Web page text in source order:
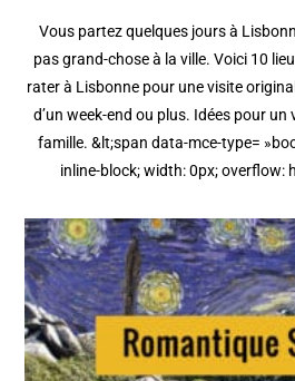
Vous partez quelques jours à
pas grand-chose à la ville. Voici 10
rater à Lisbonne pour une visite
d’un week-end ou plus. Idées pour un
famille. &lt;span data-mce-type=
inline-block; width: 0px; overflow: